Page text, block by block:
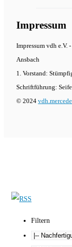
Impressum
Impressum vdh e.V.
Ansbach
1. Vorstand:
Schriftführung:
© 2024
Filtern